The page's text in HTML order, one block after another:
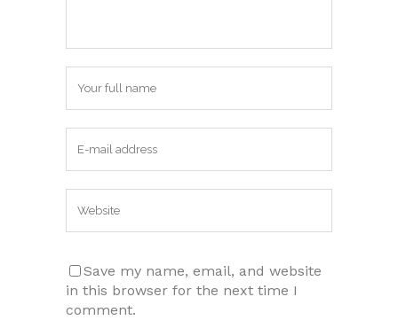
Save my name, email, and website
in this browser for the next time I
comment.